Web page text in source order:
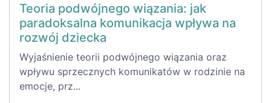
Teoria podwójnego wiązania: jak
paradoksalna komunikacja wpływa na
rozwój dziecka
Wyjaśnienie teorii podwójnego wiązania oraz
wpływu sprzecznych komunikatów w rodzinie na
emocje, prz...